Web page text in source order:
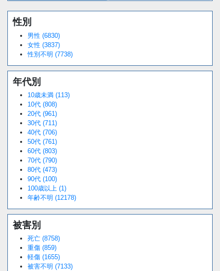
Unmute
性別
男性 (6830)
女性 (3837)
性別不明 (7738)
年代別
10歳未満 (113)
10代 (808)
20代 (961)
30代 (711)
40代 (706)
50代 (761)
60代 (803)
70代 (790)
80代 (473)
90代 (100)
100歳以上 (1)
年齢不明 (12178)
被害別
死亡 (8758)
重傷 (859)
軽傷 (1655)
被害不明 (7133)